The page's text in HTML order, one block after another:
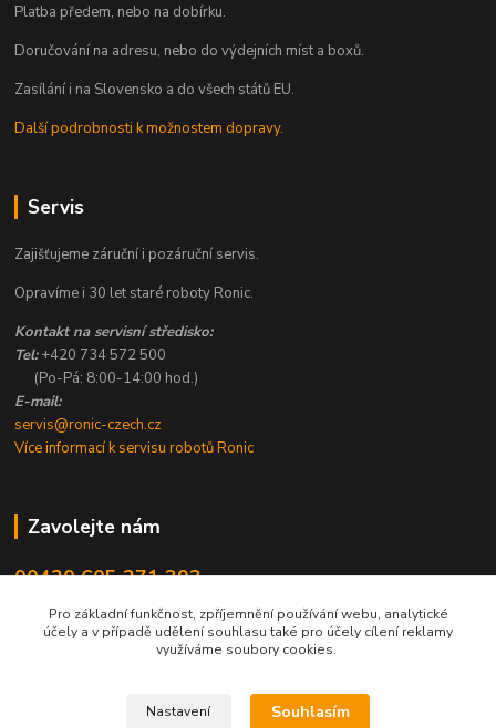
Platba předem, nebo na dobírku.
Doručování na adresu, nebo do výdejních míst a boxů.
Zasílání i na Slovensko a do všech států EU.
Další podrobnosti k možnostem dopravy.
Servis
Zajišťujeme záruční i pozáruční servis.
Opravíme i 30 let staré roboty Ronic.
Kontakt na servisní středisko:
Tel:+420 734 572 500
(Po-Pá: 8:00-14:00 hod.)
E-mail:
servis@ronic-czech.cz
Více informací k servisu robotů Ronic
Zavolejte nám
00420 605 271 393
info@ronic-czech.cz
Pro základní funkčnost, zpříjemnění používání webu, analytické
účely a v případě udělení souhlasu také pro účely cílení reklamy
využíváme soubory cookies.
Nastavení Souhlasím